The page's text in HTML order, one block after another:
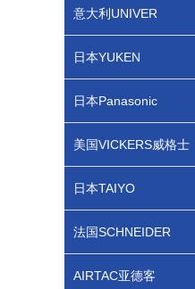
意大利UNIVER
日本YUKEN
日本Panasonic
美国VICKERS威格士
日本TAIYO
法国SCHNEIDER
AIRTAC亚德客